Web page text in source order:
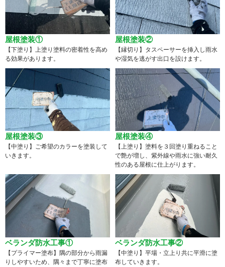
屋根塗装①
【下塗り】上塗り塗料の密着性を高め
る効果があります。
屋根塗装②
【縁切り】タスペーサーを挿入し雨水
や湿気を逃がす出口を設けます。
屋根塗装③
【中塗り】ご希望のカラーを塗装して
いきます。
屋根塗装④
【上塗り】塗料を３回塗り重ねること
で艶が増し、紫外線や雨水に強い耐久
性のある屋根に仕上がります。
ベランダ防水工事①
【プライマー塗布】隅の部分から雨漏
りしやすいため、隅々まで丁寧に塗布
ベランダ防水工事②
【中塗り】平場・立上り共に平滑に塗
布していきます。